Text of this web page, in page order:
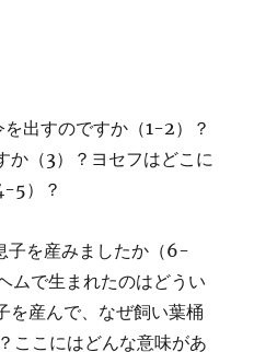
出すのですか（1-2）？
か（3）？ヨセフはどこに
5）？
子を産みましたか（6-
ムで生まれたのはどうい
を産んで、なぜ飼い葉桶
ここにはどんな意味があ